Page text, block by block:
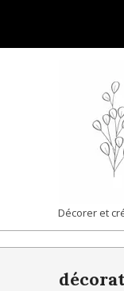
content
|
Décorer et